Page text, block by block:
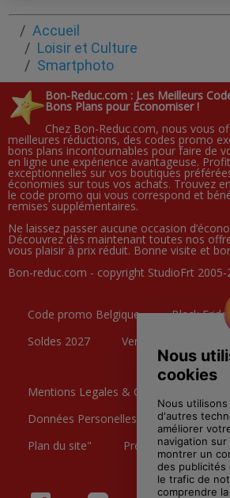
Accueil
Loisir et Culture
Smartphoto
Bon-Reduc.com : Les Meilleurs
Bons Plans pour Économiser !
Chez Bon-Reduc.com, nous vous
meilleures réductions, des codes promo
bons plans incontournables pour faire de
en ligne une expérience avantageuse.
exceptionnelles sur vos boutiques
économies sur tous vos achats. Trouvez
le code promo qui vous correspond et
remises supplémentaires.
Ne laissez passer aucune occasion
Découvrez dès maintenant toutes nos
vous plaisir à prix réduit. Bonne visite et
Bon-reduc.com - copyright StudioFrt 2005-
Code promo Belgique
Black Friday
Soldes 2027
Ventes Privées
Mentions Legales & CGU
Données Personelles
Contactez
Plan du site"
Preference Cookies